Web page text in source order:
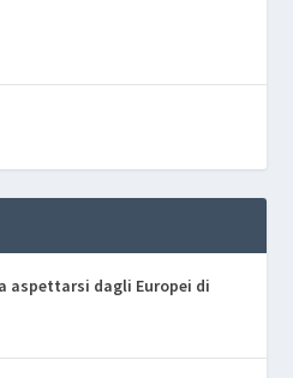
aspettarsi dagli Europei di